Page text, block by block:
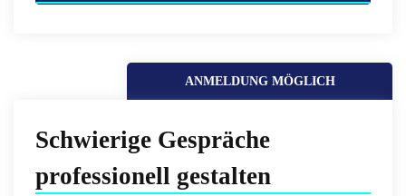
ANMELDUNG MÖGLICH
Schwierige Gespräche
professionell gestalten